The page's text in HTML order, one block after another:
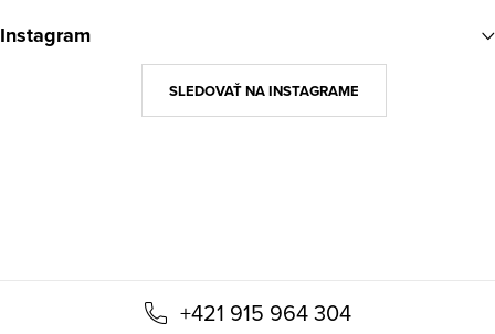
á
+421 915 964 304
Instagram
SLEDOVAŤ NA INSTAGRAME